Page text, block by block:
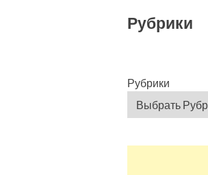
Рубрики
Рубрики